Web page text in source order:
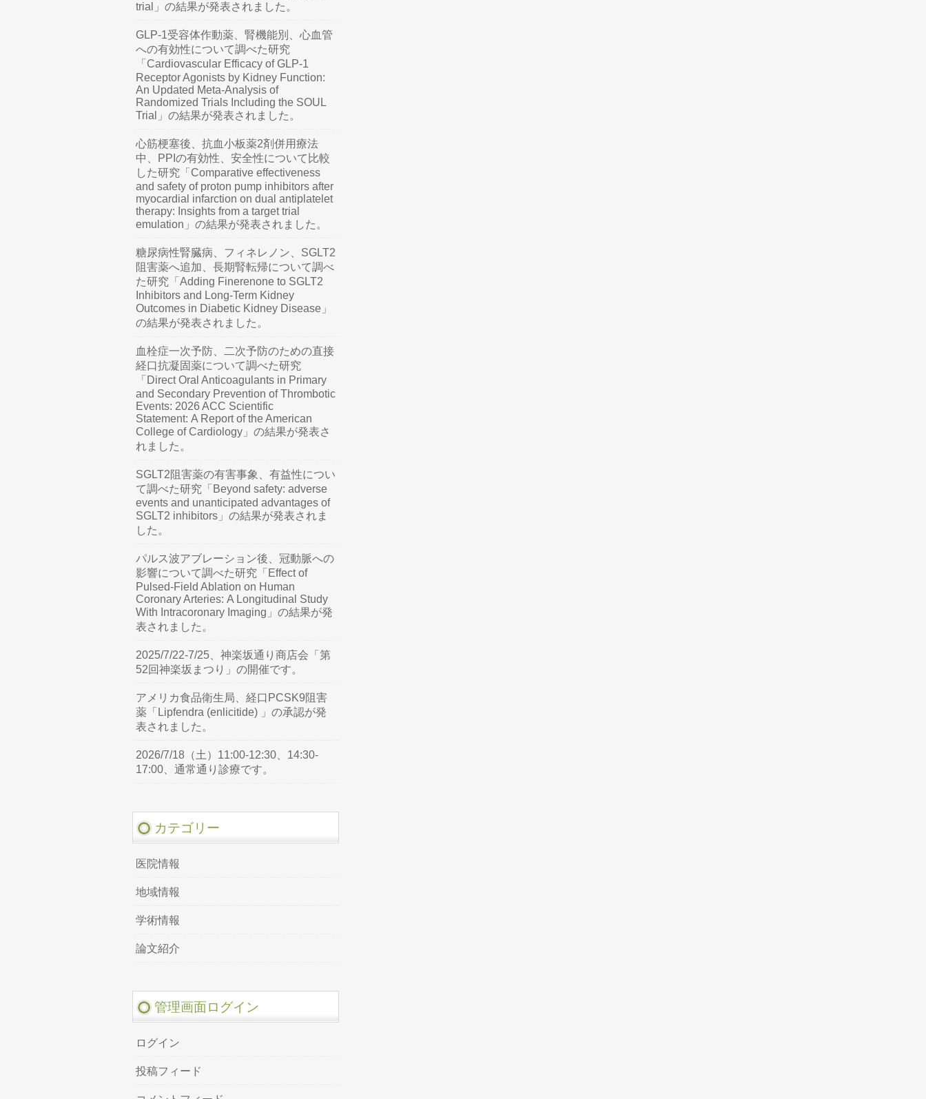
trial」の結果が発表されました。
GLP-1受容体作動薬、腎機能別、心血管
への有効性について調べた研究
「Cardiovascular Efficacy of GLP-1
Receptor Agonists by Kidney Function:
An Updated Meta-Analysis of
Randomized Trials Including the SOUL
Trial」の結果が発表されました。
心筋梗塞後、抗血小板薬2剤併用療法
中、PPIの有効性、安全性について比較
した研究「Comparative effectiveness
and safety of proton pump inhibitors after
myocardial infarction on dual antiplatelet
therapy: Insights from a target trial
emulation」の結果が発表されました。
糖尿病性腎臓病、フィネレノン、SGLT2
阻害薬へ追加、長期腎転帰について調べ
た研究「Adding Finerenone to SGLT2
Inhibitors and Long-Term Kidney
Outcomes in Diabetic Kidney Disease」
の結果が発表されました。
血栓症一次予防、二次予防のための直接
経口抗凝固薬について調べた研究
「Direct Oral Anticoagulants in Primary
and Secondary Prevention of Thrombotic
Events: 2026 ACC Scientific
Statement: A Report of the American
College of Cardiology」の結果が発表さ
れました。
SGLT2阻害薬の有害事象、有益性につい
て調べた研究「Beyond safety: adverse
events and unanticipated advantages of
SGLT2 inhibitors」の結果が発表されま
した。
パルス波アブレーション後、冠動脈への
影響について調べた研究「Effect of
Pulsed-Field Ablation on Human
Coronary Arteries: A Longitudinal Study
With Intracoronary Imaging」の結果が発
表されました。
2025/7/22-7/25、神楽坂通り商店会「第
52回神楽坂まつり」の開催です。
アメリカ食品衛生局、経口PCSK9阻害
薬「Lipfendra (enlicitide) 」の承認が発
表されました。
2026/7/18（土）11:00-12:30、14:30-
17:00、通常通り診療です。
カテゴリー
医院情報
地域情報
学術情報
論文紹介
管理画面ログイン
ログイン
投稿フィード